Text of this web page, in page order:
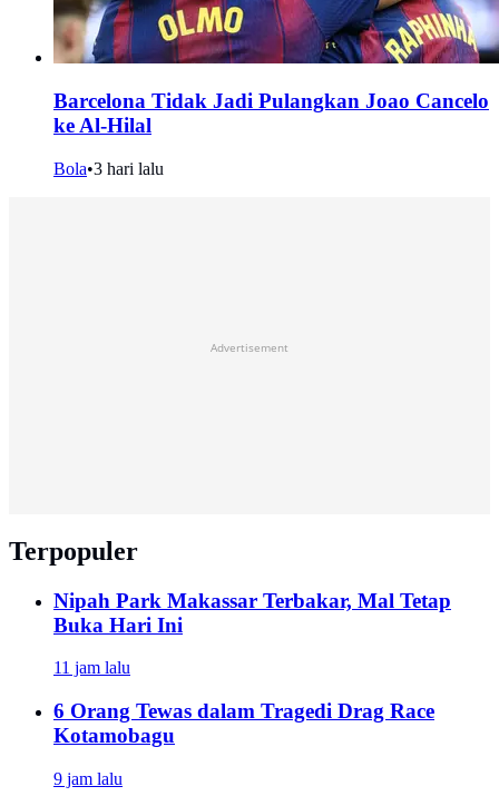
Barcelona Tidak Jadi Pulangkan Joao Cancelo
ke Al-Hilal
Bola•3 hari lalu
Advertisement
Terpopuler
Nipah Park Makassar Terbakar, Mal Tetap
Buka Hari Ini
11 jam lalu
6 Orang Tewas dalam Tragedi Drag Race
Kotamobagu
9 jam lalu